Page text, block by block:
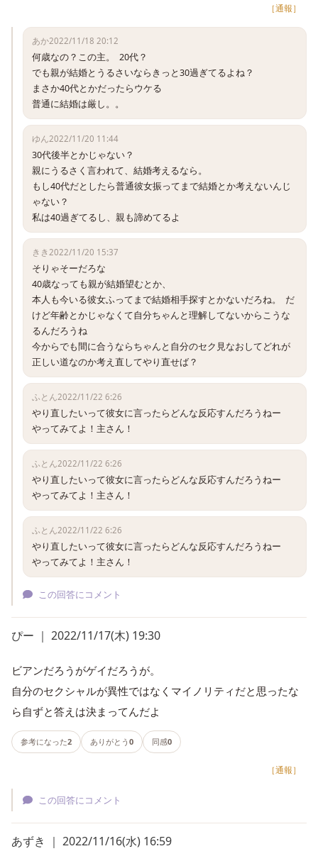
［通報］
あか2022/11/18 20:12
何歳なの？この主。  20代？
でも親が結婚とうるさいならきっと30過ぎてるよね？
まさか40代とかだったらウケる
普通に結婚は厳し。。
ゆん2022/11/20 11:44
30代後半とかじゃない？
親にうるさく言われて、結婚考えるなら。
もし40代だとしたら普通彼女振ってまで結婚とか考えないんじ
ゃない？
私は40過ぎてるし、親も諦めてるよ
きき 2022/11/20 15:37
そりゃそーだろな
40歳なっても親が結婚望むとか、
本人も今いる彼女ふってまで結婚相手探すとかないだろね。  だ
けど年齢とかじゃなくて自分ちゃんと理解してないからこうな
るんだろうね
今からでも間に合うならちゃんと自分のセク見なおしてどれが
正しい道なのか考え直してやり直せば？
ふとん2022/11/22 6:26
やり直したいって彼女に言ったらどんな反応すんだろうねー
やってみてよ！主さん！
ふとん2022/11/22 6:26
やり直したいって彼女に言ったらどんな反応すんだろうねー
やってみてよ！主さん！
ふとん2022/11/22 6:26
やり直したいって彼女に言ったらどんな反応すんだろうねー
やってみてよ！主さん！
この回答にコメント
ぴー ｜ 2022/11/17(木) 19:30
ビアンだろうがゲイだろうが。
自分のセクシャルが異性ではなくマイノリティだと思ったな
ら自ずと答えは決まってんだよ
参考になった2 ありがとう 0 同感0
［通報］
この回答にコメント
あずき ｜ 2022/11/16(水) 16:59